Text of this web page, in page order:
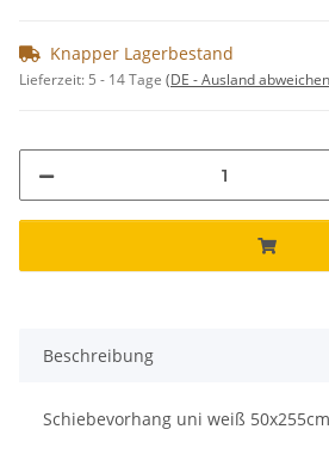
Knapper Lagerbestand
Lieferzeit: 5 - 14 Tage (DE - Ausland
Beschreibung
Schiebevorhang uni weiß 50x255cm